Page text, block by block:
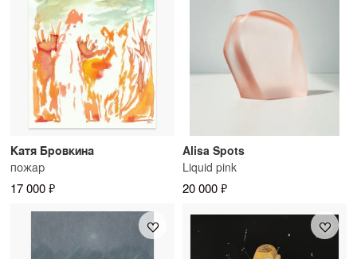
Катя Бровкина
пожар
17 000 ₽
Alisa Spots
Liquid pink
20 000 ₽